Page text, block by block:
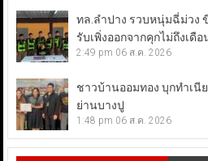
ทล.ลำปาง รวบหนุ่มฉี่ม่วง
รับเพิ่งออกจากคุกไม่ถึงเดือ
2:49 pm 06 ส.ค. 2026
ชาวบ้านออมทอง บุกทำเนี
ย่านบางปู
1:48 pm 06 ส.ค. 2026